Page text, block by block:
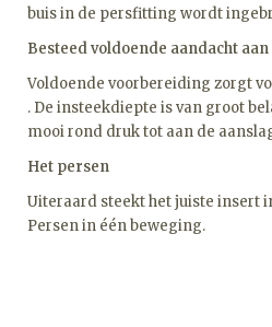
buis in de persfitting wordt
Besteed voldoende aandacht
Voldoende voorbereiding zorgt
. De insteekdiepte is van groot
mooi rond druk tot aan de
Het persen
Uiteraard steekt het juiste insert
Persen in één beweging.